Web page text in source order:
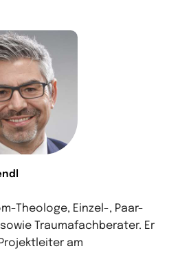
Theologe, Einzel-, Paar-
Traumafachberater. Er
am